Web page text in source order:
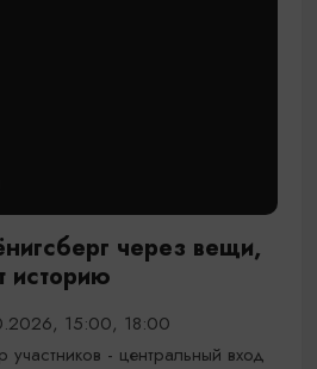
через вещи,
историю
15:00, 18:00
- центральный вход